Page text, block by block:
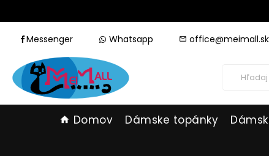
Messenger Whatsapp mail_outline office@meimall.sk
home Domov Dámske topánky